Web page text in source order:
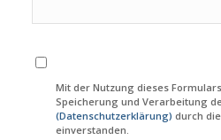
Mit der Nutzung dieses
Speicherung und Verarbeitung
(Datenschutzerklärung) durch
einverstanden.